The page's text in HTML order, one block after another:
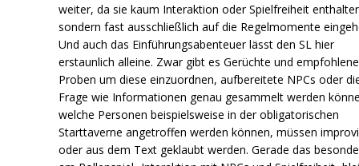
weiter, da sie kaum Interaktion oder Spielfreiheit
sondern fast ausschließlich auf die Regelmomente
Und auch das Einführungsabenteuer lässt den SL hier
erstaunlich alleine. Zwar gibt es Gerüchte und empfohlene
Proben um diese einzuordnen, aufbereitete NPCs oder
Frage wie Informationen genau gesammelt werden
welche Personen beispielsweise in der obligatorischen
Starttaverne angetroffen werden können, müssen
oder aus dem Text geklaubt werden. Gerade das